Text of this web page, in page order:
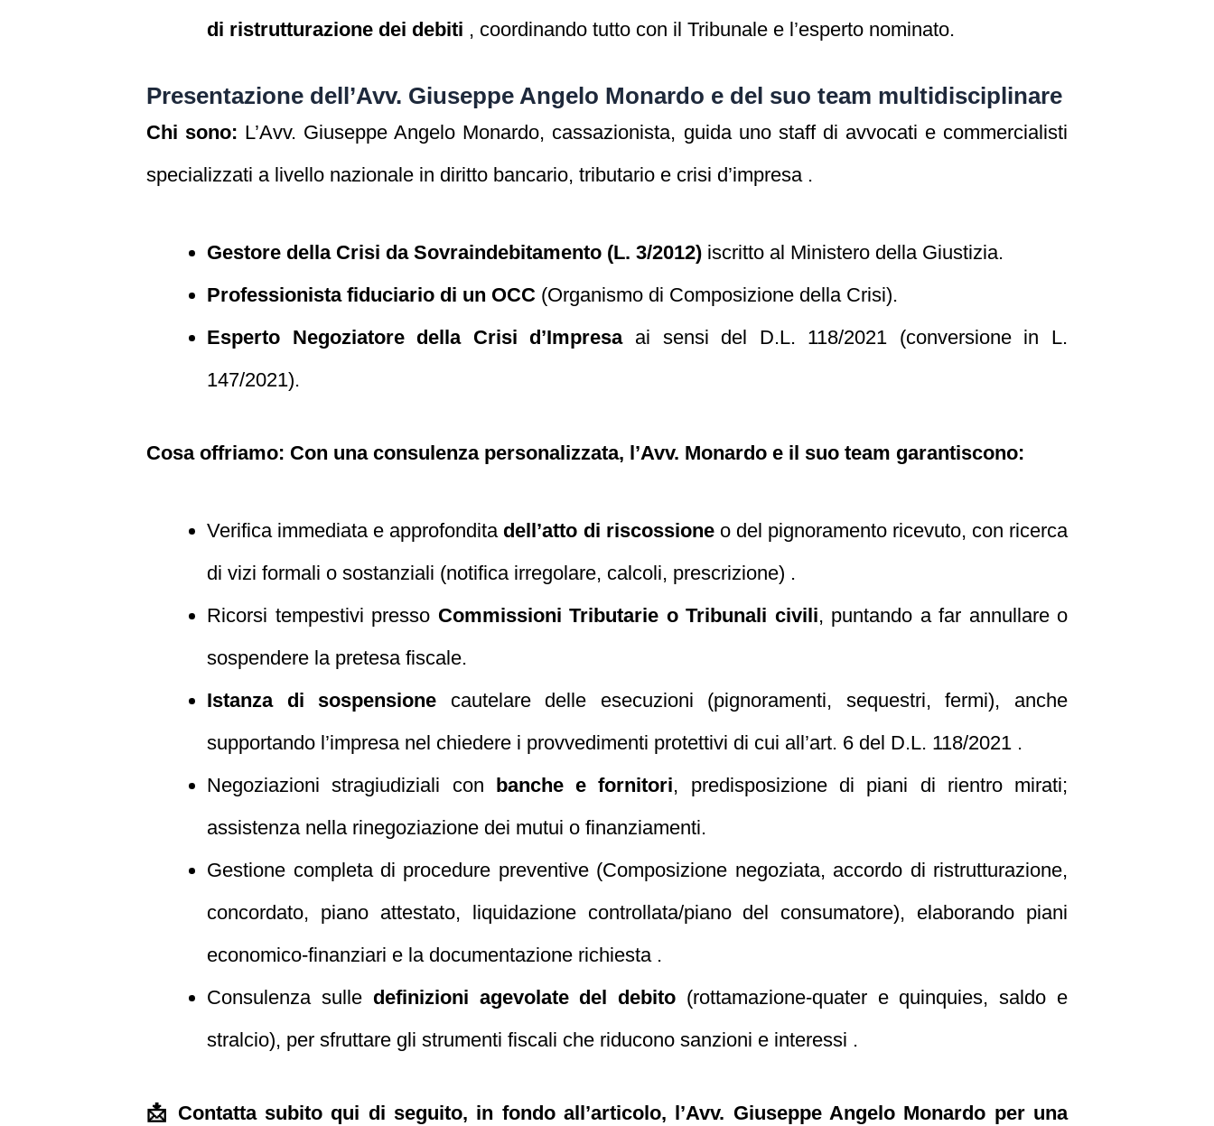
di ristrutturazione dei debiti , coordinando tutto con il Tribunale e l’esperto nominato.
Presentazione dell’Avv. Giuseppe Angelo Monardo e del suo team multidisciplinare
Chi sono: L’Avv. Giuseppe Angelo Monardo, cassazionista, guida uno staff di avvocati e commercialisti
specializzati a livello nazionale in diritto bancario, tributario e crisi d’impresa .
Gestore della Crisi da Sovraindebitamento (L. 3/2012) iscritto al Ministero della Giustizia.
Professionista fiduciario di un OCC (Organismo di Composizione della Crisi).
Esperto Negoziatore della Crisi d’Impresaai sensi del D.L. 118/2021 (conversione in L.
147/2021).
Cosa offriamo: Con una consulenza personalizzata, l’Avv. Monardo e il suo team garantiscono:
Verifica immediata e approfondita dell’atto di riscossioneo del pignoramento ricevuto, con ricerca
di vizi formali o sostanziali (notifica irregolare, calcoli, prescrizione) .
Ricorsi tempestivi presso Commissioni Tributarie o Tribunali civili, puntando a far annullare o
sospendere la pretesa fiscale.
Istanza di sospensione cautelare delle esecuzioni (pignoramenti, sequestri, fermi), anche
supportando l’impresa nel chiedere i provvedimenti protettivi di cui all’art. 6 del D.L. 118/2021 .
Negoziazioni stragiudiziali con banche e fornitori, predisposizione di piani di rientro mirati;
assistenza nella rinegoziazione dei mutui o finanziamenti.
Gestione completa di procedure preventive (Composizione negoziata, accordo di ristrutturazione,
concordato, piano attestato, liquidazione controllata/piano del consumatore), elaborando piani
economico-finanziari e la documentazione richiesta .
Consulenza sulle definizioni agevolate del debito (rottamazione-quater e quinquies, saldo e
stralcio), per sfruttare gli strumenti fiscali che riducono sanzioni e interessi .
📩 Contatta subito qui di seguito, in fondo all’articolo, l’Avv. Giuseppe Angelo Monardo per una